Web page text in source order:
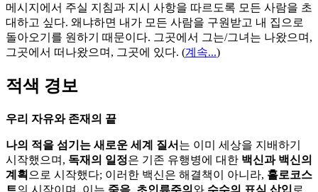
메시지에서 주실 지침과 지시 사항을 따르도록 모든 사람을 초
대하고 싶다. 왜냐하면 내가 모든 사람을 구원받고 내 집으로
돌아오기를 원하기 때문이다. 그곳에서 그는/그녀는 나왔으며,
그곳에서 떠나왔으며, 그곳에 있다. (계속...)
적색 경보
우리 자유와 존재의 끝
나의 적을 섬기는 새로운 세계 질서 는 이미 세상을 지배하기
시작했으며, 독재의 일정은 기존 유행병에 대한 백신과 백신의
계획 으로 시작했다; 이러한 백신은 해결책이 아니라, 홀로코스